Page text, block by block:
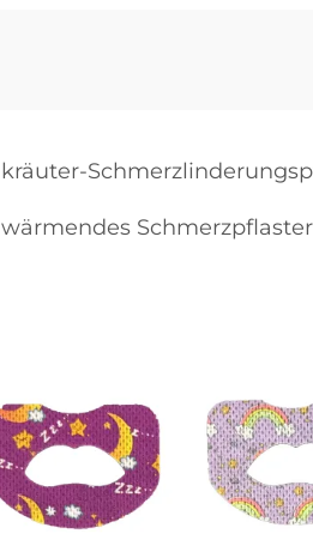
kräuter-
wärmendes Schmerzpflaster